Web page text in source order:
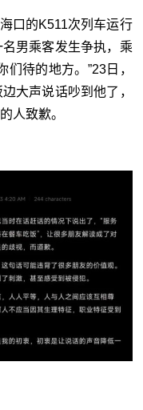
口的K511次列车运行
男乘客发生争执，乘
待的地方。”23日，
大声说话吵到他了，
人致歉。